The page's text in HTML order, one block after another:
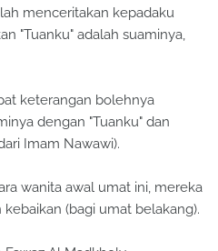
menceritakan kepadaku
"Tuanku" adalah suaminya,
keterangan bolehnya
dengan "Tuanku" dan
Imam Nawawi).
wanita awal umat ini, mereka
(bagi umat belakang).